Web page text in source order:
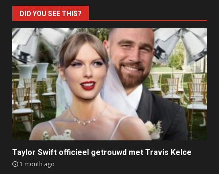
DID YOU SEE THIS?
Taylor Swift officieel getrouwd met Travis Kelce
1 month ago